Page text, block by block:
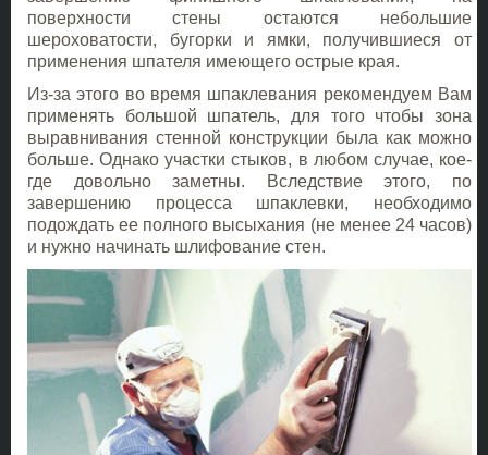
поверхности стены остаются небольшие
шероховатости, бугорки и ямки, получившиеся от
применения шпателя имеющего острые края.
Из-за этого во время шпаклевания рекомендуем Вам
применять большой шпатель, для того чтобы зона
выравнивания стенной конструкции была как можно
больше. Однако участки стыков, в любом случае, кое-
где довольно заметны. Вследствие этого, по
завершению процесса шпаклевки, необходимо
подождать ее полного высыхания (не менее 24 часов)
и нужно начинать шлифование стен.